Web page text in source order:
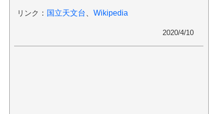
リンク ： 国立天文台 Wikipedia
2020/4/10